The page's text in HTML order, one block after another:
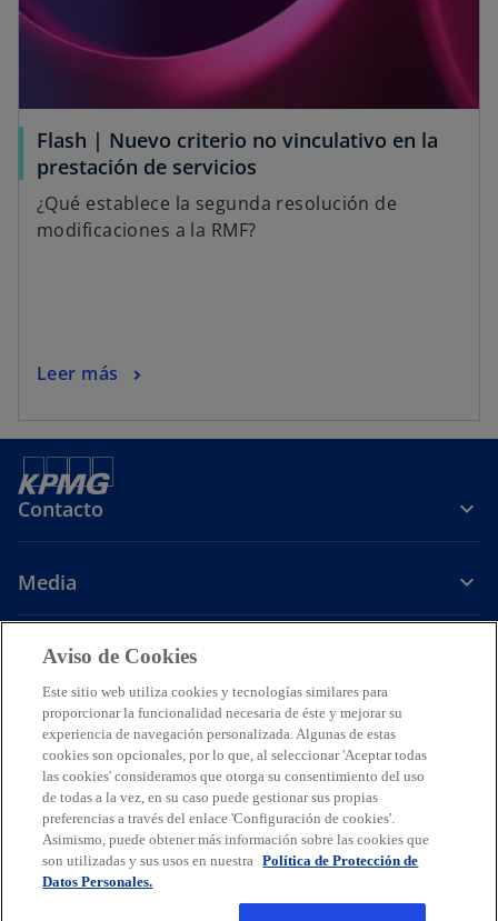
Flash | Nuevo criterio no vinculativo en la
prestación de servicios
¿Qué establece la segunda resolución de
modificaciones a la RMF?
Leer más
Contacto
Media
Carrera
s
e
a
b
r
e
e
s
e
a
b
r
e
e
s
e
a
b
r
e
e
s
e
a
b
r
e
e
LegalAvisos de PrivacidadAccesibilidadAyudaGlosario
© 2026 KPMG Cárdenas Dosal, S.C., Sociedad Civil Mexicana y firma
miembro de la organización mundial de firmas miembros
independientes de KPMG afiliadas a KPMG International Limited, una
compañía privada inglesa limitada por garantía. Todos los derechos
reservados. Prohibida la reproducción parcial o total sin la
Aviso de Cookies
Este sitio web utiliza cookies y tecnologías similares para
proporcionar la funcionalidad necesaria de éste y mejorar su
experiencia de navegación personalizada. Algunas de estas
cookies son opcionales, por lo que, al seleccionar 'Aceptar todas
las cookies' consideramos que otorga su consentimiento del uso
de todas a la vez, en su caso puede gestionar sus propias
preferencias a través del enlace 'Configuración de cookies'.
Asimismo, puede obtener más información sobre las cookies que
son utilizadas y sus usos en nuestra Política de Protección de
Datos Personales.